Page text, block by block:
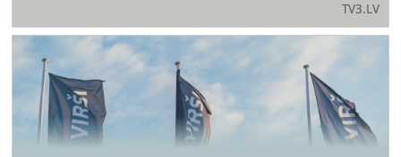
medicīniskās palīdzības dienesta brigādi nogādāts
ārstniecības iestādē.
TV3.LV